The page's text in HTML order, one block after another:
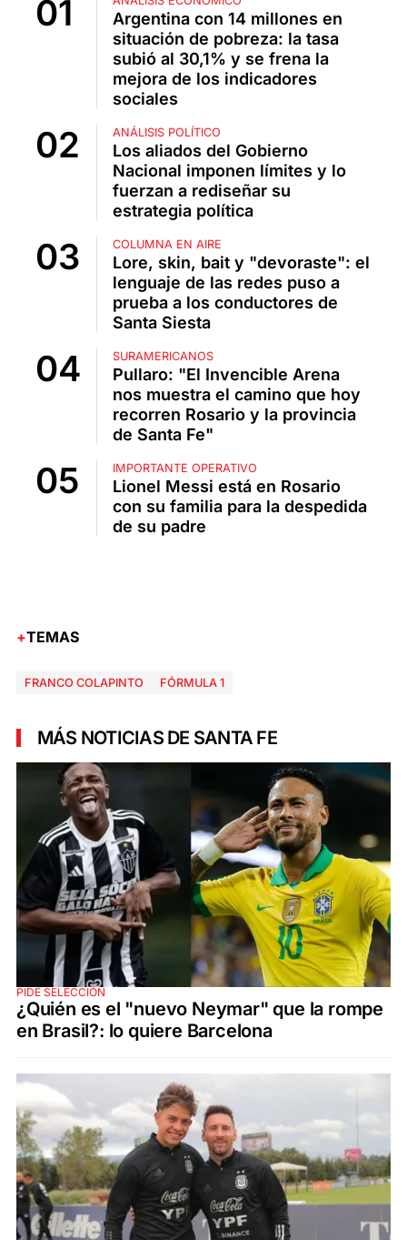
Argentina con 14 millones en
situación de pobreza: la tasa
subió al 30,1% y se frena la
mejora de los indicadores
sociales
ANÁLISIS POLÍTICO
Los aliados del Gobierno
Nacional imponen límites y lo
fuerzan a rediseñar su
estrategia política
COLUMNA EN AIRE
Lore, skin, bait y "devoraste": el
lenguaje de las redes puso a
prueba a los conductores de
Santa Siesta
SURAMERICANOS
Pullaro: "El Invencible Arena
nos muestra el camino que hoy
recorren Rosario y la provincia
de Santa Fe"
IMPORTANTE OPERATIVO
Lionel Messi está en Rosario
con su familia para la despedida
de su padre
TEMAS
FRANCO COLAPINTO FÓRMULA 1
MÁS NOTICIAS DE SANTA FE
PIDE SELECCIÓN
¿Quién es el "nuevo Neymar" que la rompe
en Brasil?: lo quiere Barcelona